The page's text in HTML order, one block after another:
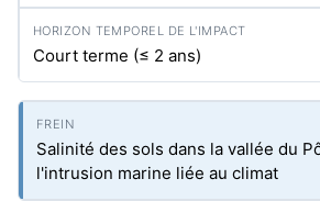
Court terme (≤ 2 ans)
Salinité des sols dans la vallée du
l'intrusion marine liée au climat